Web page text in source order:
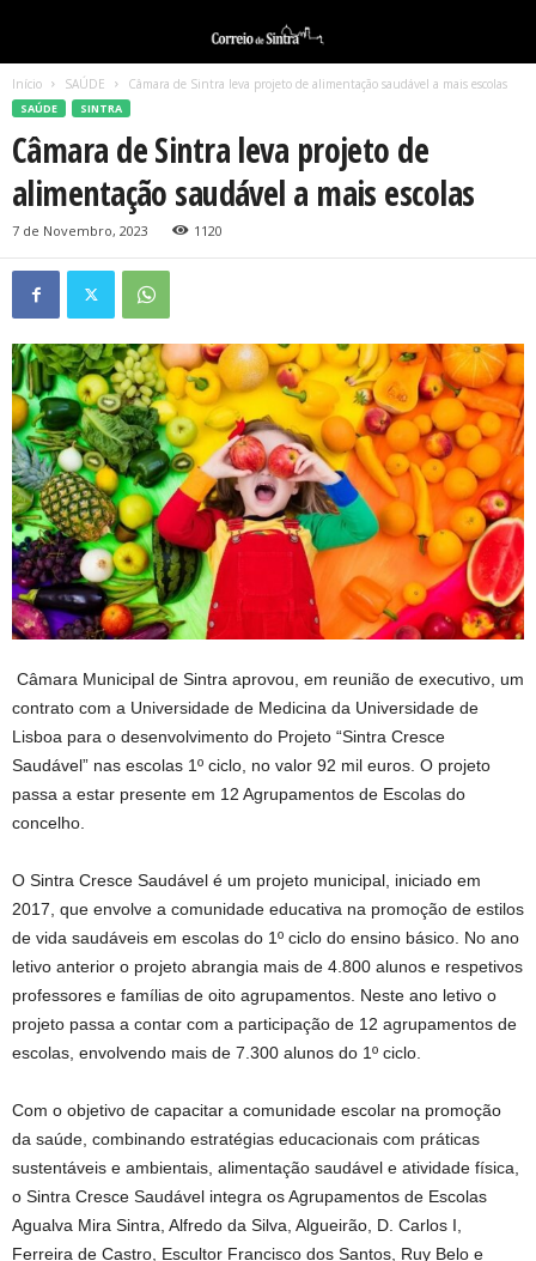
Início SAÚDE Câmara de Sintra leva projeto de alimentação saudável a mais escolas
SAÚDE SINTRA
Câmara de Sintra leva projeto de
alimentação saudável a mais escolas
7 de Novembro, 2023 1120
Câmara Municipal de Sintra aprovou, em reunião de executivo, um
contrato com a Universidade de Medicina da Universidade de
Lisboa para o desenvolvimento do Projeto “Sintra Cresce
Saudável” nas escolas 1º ciclo, no valor 92 mil euros. O projeto
passa a estar presente em 12 Agrupamentos de Escolas do
concelho.
O Sintra Cresce Saudável é um projeto municipal, iniciado em
2017, que envolve a comunidade educativa na promoção de estilos
de vida saudáveis em escolas do 1º ciclo do ensino básico. No ano
letivo anterior o projeto abrangia mais de 4.800 alunos e respetivos
professores e famílias de oito agrupamentos. Neste ano letivo o
projeto passa a contar com a participação de 12 agrupamentos de
escolas, envolvendo mais de 7.300 alunos do 1º ciclo.
Com o objetivo de capacitar a comunidade escolar na promoção
da saúde, combinando estratégias educacionais com práticas
sustentáveis e ambientais, alimentação saudável e atividade física,
o Sintra Cresce Saudável integra os Agrupamentos de Escolas
Agualva Mira Sintra, Alfredo da Silva, Algueirão, D. Carlos I,
Ferreira de Castro, Escultor Francisco dos Santos, Ruy Belo e